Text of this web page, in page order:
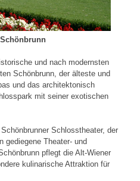
und nach modernsten
Schönbrunn, der älteste und
und das architektonisch
mit seiner exotischen
Schlosstheater, der
gediegene Theater- und
pflegt die Alt-Wiener
kulinarische Attraktion für